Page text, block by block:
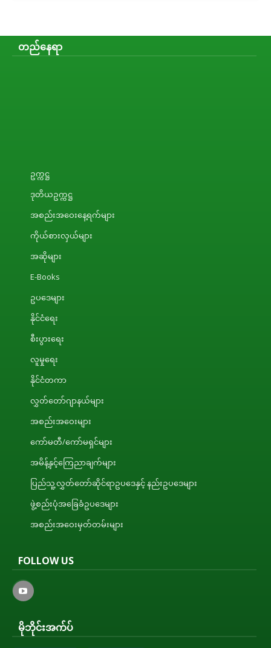
တည်နေရာ
ဥက္ကဋ္ဌ
ဒုတိယဥက္ကဋ္ဌ
အစည်းအဝေးနေ့ရက်များ
ကိုယ်စားလှယ်များ
အဆိုများ
E-Books
ဥပဒေများ
နိုင်ငံရေး
စီးပွားရေး
လူမှုရေး
နိုင်ငံတကာ
လွှတ်တော်ဂျာနယ်များ
အစည်းအဝေးများ
ကော်မတီ/ကော်မရှင်များ
အမိန့်နှင့်ကြေညာချက်များ
ပြည်သူ့လွှတ်တော်ဆိုင်ရာဥပဒေနှင့် နည်းဥပဒေများ
ဖွဲ့စည်းပုံအခြေခံဥပဒေများ
အစည်းအဝေးမှတ်တမ်းများ
FOLLOW US
မိုဘိုင်းအက်ပ်